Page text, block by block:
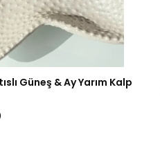
Güneş & Ay Yarım Kalp